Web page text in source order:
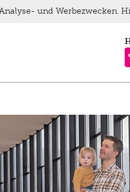
und Werbezwecken.